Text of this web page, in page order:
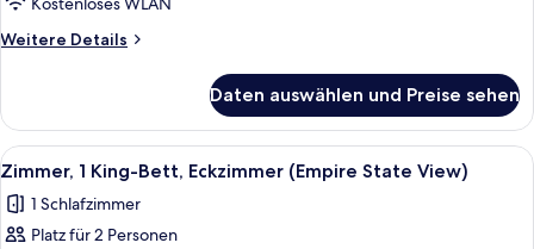
Eckzimmer
(Windows
2
Sides)
anzeigen
Weitere Details
Weitere
1 King-
Bett,
Eckzimmer
on
2
Daten auswählen und Preise sehen
Alle
Fotos
für
Zimmer,
Ein kleines Hotelzimmer mit Bett,
6
Zimmer, 1 King-Bett, Eckzimmer (Empire State View)
1 Schlafzimmer
Platz für 2 Personen